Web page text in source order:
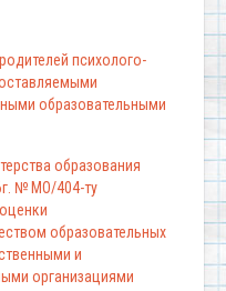
психолого-
образовательными
образования
№ МО/404-ту
образовательных
и
организациями